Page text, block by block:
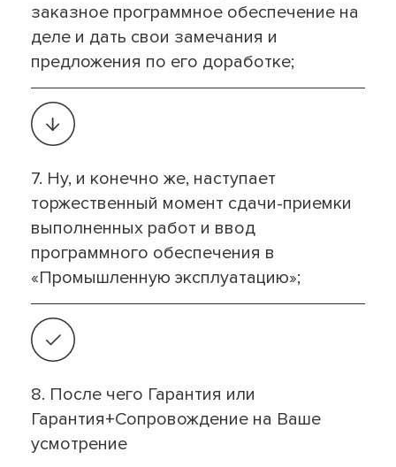
заказное программное обеспечение на
деле и дать свои замечания и
предложения по его доработке;
7. Ну, и конечно же, наступает
торжественный момент сдачи-приемки
выполненных работ и ввод
программного обеспечения в
«Промышленную эксплуатацию»;
8. После чего Гарантия или
Гарантия+Сопровождение на Ваше
усмотрение